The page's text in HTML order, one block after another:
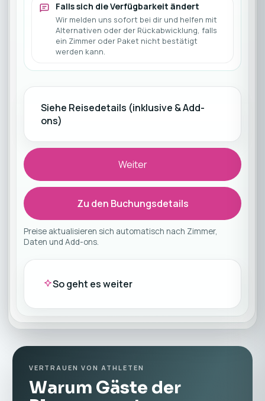
Falls sich die Verfügbarkeit ändert
Wir melden uns sofort bei dir und helfen mit
Alternativen oder der Rückabwicklung, falls
ein Zimmer oder Paket nicht bestätigt
werden kann.
Siehe Reisedetails (inklusive & Add-
ons)
Weiter
Zu den Buchungsdetails
Preise aktualisieren sich automatisch nach Zimmer,
Daten und Add-ons.
So geht es weiter
VERTRAUEN VON ATHLETEN
Warum Gäste der